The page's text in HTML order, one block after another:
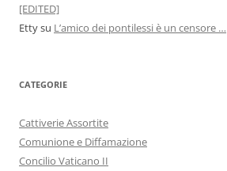
[EDITED]
Ettysu L’amico dei pontilessi è un censore …
CATEGORIE
Cattiverie Assortite
Comunione e Diffamazione
Concilio Vaticano II